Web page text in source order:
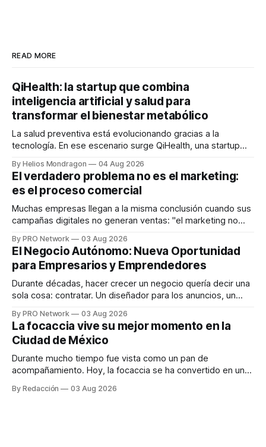
READ MORE
QiHealth: la startup que combina
inteligencia artificial y salud para
transformar el bienestar metabólico
La salud preventiva está evolucionando gracias a la
tecnología. En ese escenario surge QiHealth, una startup
dispositivos inteligentes, inteligencia artificial y monitoreo
en tiempo real para ayudar a las personas a tomar mejores
decisiones sobre su salud metabólica. Su propuesta busca
responder
By Helios Mondragon 04 Aug 2026
El verdadero problema no es el marketing:
es el proceso comercial
Muchas empresas llegan a la misma conclusión cuando sus
campañas digitales no generan ventas: "el marketing no
INTERIUS, el problema suele estar en otro lugar. Durante
una entrevista para el podcast SER PRO, el especialista en
marketing digital explicó que
By PRO Network 03 Aug 2026
El Negocio Autónomo: Nueva Oportunidad
para Empresarios y Emprendedores
Durante décadas, hacer crecer un negocio quería decir una
sola cosa: contratar. Un diseñador para los anuncios, un
para los textos, alguien que supiera de publicidad digital
para encontrar prospectos, un vendedor para atender
llamadas y mensajes, y —con suerte— una persona
By PRO Network 03 Aug 2026
La focaccia vive su mejor momento en la
Ciudad de México
Durante mucho tiempo fue vista como un pan de
acompañamiento. Hoy, la focaccia se ha convertido en uno
artesanal, ingredientes de calidad y experiencias que
By Redacción 03 Aug 2026